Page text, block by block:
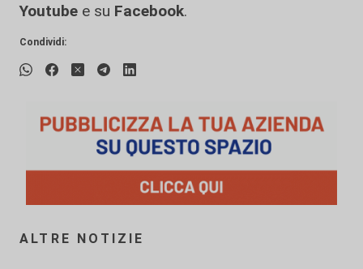
Youtube e su Facebook.
Condividi:
ALTRE NOTIZIE